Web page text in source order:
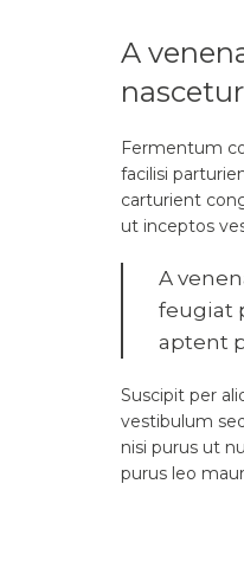
A
Fermentum
facilisi
carturient
ut inceptos
A
feugiat
aptent
Suscipit per
vestibulum
nisi purus ut
purus leo